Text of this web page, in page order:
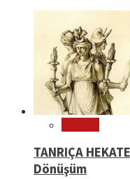
TANRIÇA
Dönüşüm